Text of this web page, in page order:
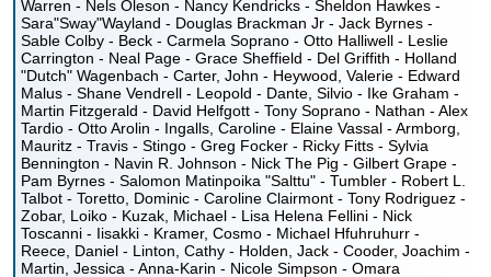
Warren - Nels Oleson - Nancy Kendricks - Sheldon Hawkes -
Sara"Sway"Wayland - Douglas Brackman Jr - Jack Byrnes -
Sable Colby - Beck - Carmela Soprano - Otto Halliwell - Leslie
Carrington - Neal Page - Grace Sheffield - Del Griffith - Holland
"Dutch" Wagenbach - Carter, John - Heywood, Valerie - Edward
Malus - Shane Vendrell - Leopold - Dante, Silvio - Ike Graham -
Martin Fitzgerald - David Helfgott - Tony Soprano - Nathan - Alex
Tardio - Otto Arolin - Ingalls, Caroline - Elaine Vassal - Armborg,
Mauritz - Travis - Stingo - Greg Focker - Ricky Fitts - Sylvia
Bennington - Navin R. Johnson - Nick The Pig - Gilbert Grape -
Pam Byrnes - Salomon Matinpoika "Salttu" - Tumbler - Robert L.
Talbot - Toretto, Dominic - Caroline Clairmont - Tony Rodriguez -
Zobar, Loiko - Kuzak, Michael - Lisa Helena Fellini - Nick
Toscanni - Iisakki - Kramer, Cosmo - Michael Hfuhruhurr -
Reece, Daniel - Linton, Cathy - Holden, Jack - Cooder, Joachim -
Martin, Jessica - Anna-Karin - Nicole Simpson - Omara